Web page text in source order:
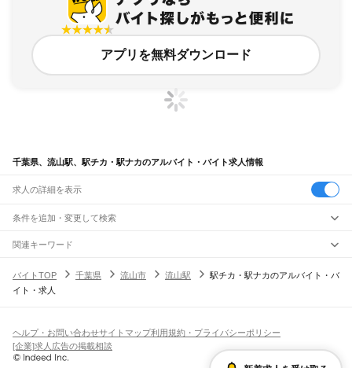
アプリを無料ダウンロード
千葉県、流山駅、駅チカ・駅ナカのアルバイト・バイト求人情報
求人の詳細を表示
条件を追加・変更して検索
市区町村を追加・変更
千葉県すべて
千葉市
旭市習志野市柏市勝浦市市原市流山市八千代市我孫子市鴨川市鎌ケ谷市
君津市富津市浦安市 印西市白井市富里市南房総市
匝瑳市香取市 印旛郡 香取郡山武郡 長生郡夷隅郡
駅を追加・変更
JR中央・総武線
市川駅本八幡駅下総中山駅 津田沼駅
幕張駅
新検見川駅
職種を追加・変更
飲食・フードサービスすべて
ホールスタッフキッチンスタッフ
パン屋（ベーカリー）
バー（BAR）・バーテンダー
人気
日払いOK高校生歓迎 髪型・髪色自由
雇用形態を追加・変更
関連キーワード
バイトTOP
千葉県 流山市 流山駅
駅チカ・駅ナカのアルバイト・バ
イト・求人
ヘルプ・お問い合わせサイトマップ利用規約・プライバシーポリシー
[企業]求人広告の掲載相談